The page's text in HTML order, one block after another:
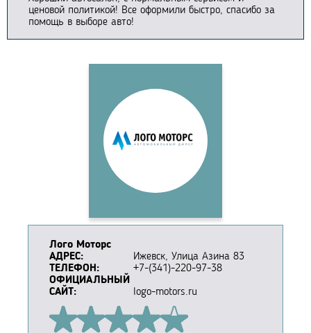
ценовой политикой! Все оформили быстро, спасибо за
помощь в выборе авто!
Лого Моторс
АДРЕС:
Ижевск, Улица Азина 83
ТЕЛЕФОН:
+7-(341)-220-97-38
ОФИЦИАЛЬНЫЙ
САЙТ:
logo-motors.ru